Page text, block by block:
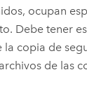
ocupan
Debe tener
la copia de
de las